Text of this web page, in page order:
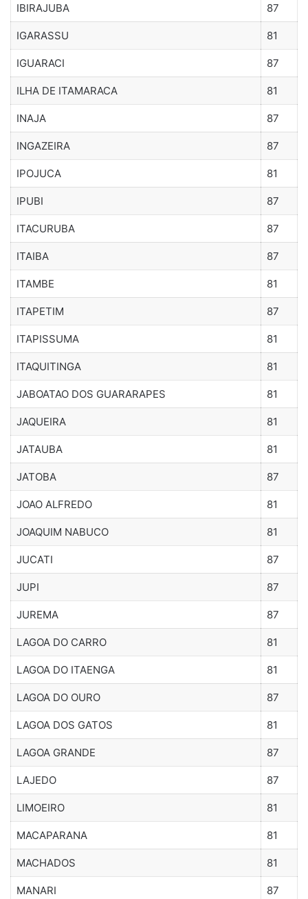
IBIRAJUBA 87
IGARASSU 81
IGUARACI 87
ILHA DE ITAMARACA 81
INAJA 87
INGAZEIRA 87
IPOJUCA 81
IPUBI 87
ITACURUBA 87
ITAIBA 87
ITAMBE 81
ITAPETIM 87
ITAPISSUMA 81
ITAQUITINGA 81
JABOATAO DOS GUARARAPES 81
JAQUEIRA 81
JATAUBA 81
JATOBA 87
JOAO ALFREDO 81
JOAQUIM NABUCO 81
JUCATI 87
JUPI 87
JUREMA 87
LAGOA DO CARRO 81
LAGOA DO ITAENGA 81
LAGOA DO OURO 87
LAGOA DOS GATOS 81
LAGOA GRANDE 87
LAJEDO 87
LIMOEIRO 81
MACAPARANA 81
MACHADOS 81
MANARI 87